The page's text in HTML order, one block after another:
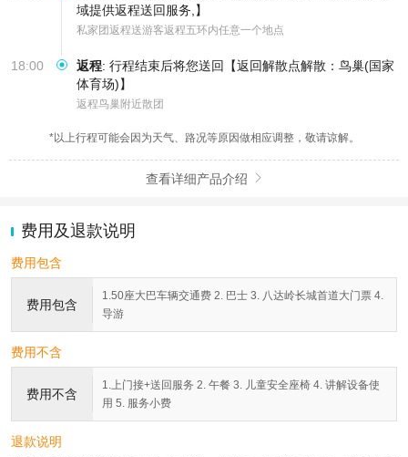
域提供返程送回服务,】
私家团返程送游客返程五环内任意一个地点
18:00 返程: 行程结束后将您送回【返回解散点解散：鸟巢(国家
体育场)】
返程鸟巢附近散团
*以上行程可能会因为天气、路况等原因做相应调整，敬请谅解。
查看详细产品介绍 
费用及退款说明
费用包含
费用包含
1.50座大巴车辆交通费 2. 巴士 3. 八达岭长城首道大门票 4.
导游
费用不含
费用不含
1.上门接+送回服务 2. 午餐 3. 儿童安全座椅 4. 讲解设备使
用 5. 服务小费
退款说明